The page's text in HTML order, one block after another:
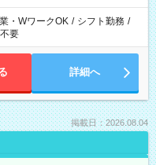
・WワークOK / シフト勤務 /
要
詳細へ
掲載日：2026.08.04